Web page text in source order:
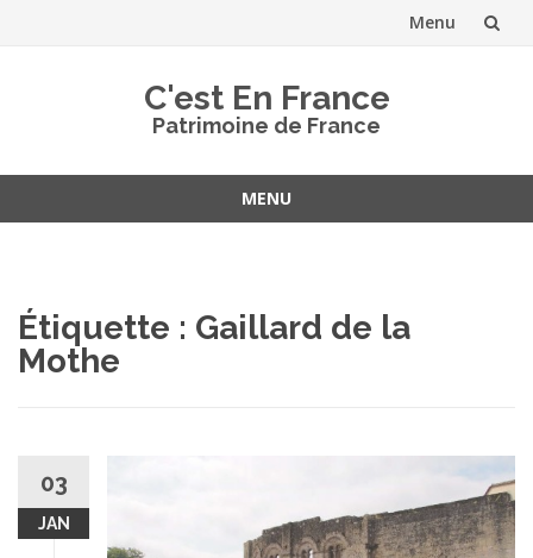
Menu
C'est En France
Patrimoine de France
MENU
Étiquette : Gaillard de la
Mothe
03
JAN